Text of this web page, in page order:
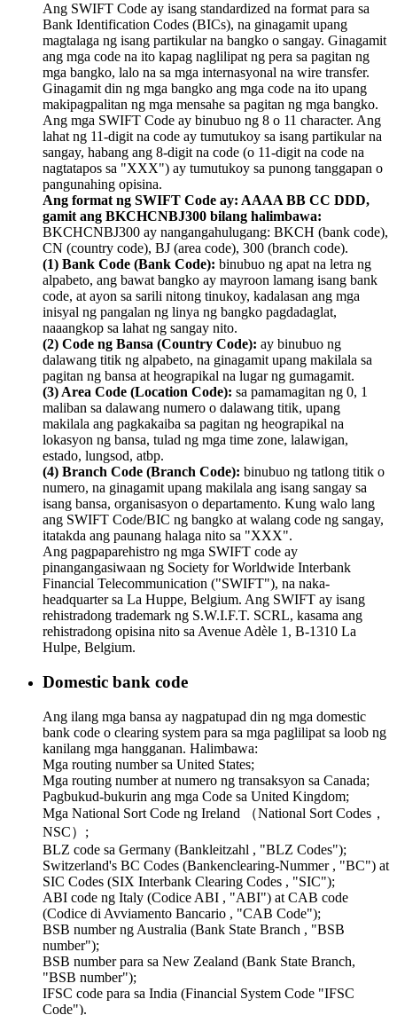
Ang SWIFT Code ay isang standardized na format para sa
Bank Identification Codes (BICs), na ginagamit upang
magtalaga ng isang partikular na bangko o sangay. Ginagamit
ang mga code na ito kapag naglilipat ng pera sa pagitan ng
mga bangko, lalo na sa mga internasyonal na wire transfer.
Ginagamit din ng mga bangko ang mga code na ito upang
makipagpalitan ng mga mensahe sa pagitan ng mga bangko.
Ang mga SWIFT Code ay binubuo ng 8 o 11 character. Ang
lahat ng 11-digit na code ay tumutukoy sa isang partikular na
sangay, habang ang 8-digit na code (o 11-digit na code na
nagtatapos sa "XXX") ay tumutukoy sa punong tanggapan o
pangunahing opisina.
Ang format ng SWIFT Code ay: AAAA BB CC DDD,
gamit ang BKCHCNBJ300 bilang halimbawa:
BKCHCNBJ300 ay nangangahulugang: BKCH (bank code),
CN (country code), BJ (area code), 300 (branch code).
(1) Bank Code (Bank Code): binubuo ng apat na letra ng
alpabeto, ang bawat bangko ay mayroon lamang isang bank
code, at ayon sa sarili nitong tinukoy, kadalasan ang mga
inisyal ng pangalan ng linya ng bangko pagdadaglat,
naaangkop sa lahat ng sangay nito.
(2) Code ng Bansa (Country Code): ay binubuo ng
dalawang titik ng alpabeto, na ginagamit upang makilala sa
pagitan ng bansa at heograpikal na lugar ng gumagamit.
(3) Area Code (Location Code): sa pamamagitan ng 0, 1
maliban sa dalawang numero o dalawang titik, upang
makilala ang pagkakaiba sa pagitan ng heograpikal na
lokasyon ng bansa, tulad ng mga time zone, lalawigan,
estado, lungsod, atbp.
(4) Branch Code (Branch Code): binubuo ng tatlong titik o
numero, na ginagamit upang makilala ang isang sangay sa
isang bansa, organisasyon o departamento. Kung walo lang
ang SWIFT Code/BIC ng bangko at walang code ng sangay,
itatakda ang paunang halaga nito sa "XXX".
Ang pagpaparehistro ng mga SWIFT code ay
pinangangasiwaan ng Society for Worldwide Interbank
Financial Telecommunication ("SWIFT"), na naka-
headquarter sa La Huppe, Belgium. Ang SWIFT ay isang
rehistradong trademark ng S.W.I.F.T. SCRL, kasama ang
rehistradong opisina nito sa Avenue Adèle 1, B-1310 La
Hulpe, Belgium.
Domestic bank code
Ang ilang mga bansa ay nagpatupad din ng mga domestic
bank code o clearing system para sa mga paglilipat sa loob ng
kanilang mga hangganan. Halimbawa:
Mga routing number sa United States;
Mga routing number at numero ng transaksyon sa Canada;
Pagbukud-bukurin ang mga Code sa United Kingdom;
Mga National Sort Code ng Ireland （National Sort Codes，
NSC）;
BLZ code sa Germany (Bankleitzahl , "BLZ Codes");
Switzerland's BC Codes (Bankenclearing-Nummer , "BC") at
SIC Codes (SIX Interbank Clearing Codes , "SIC");
ABI code ng Italy (Codice ABI , "ABI") at CAB code
(Codice di Avviamento Bancario , "CAB Code");
BSB number ng Australia (Bank State Branch , "BSB
number");
BSB number para sa New Zealand (Bank State Branch,
"BSB number");
IFSC code para sa India (Financial System Code "IFSC
Code").